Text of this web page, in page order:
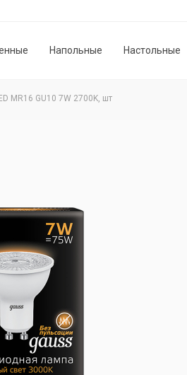
Напольные Настольные
MR16 GU10 7W 2700K, шт